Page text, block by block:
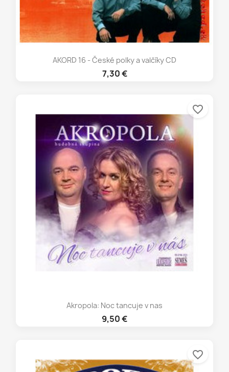
AKORD 16 - České polky a valčíky CD
7,30 €
Akropola: Noc tancuje v nas
9,50 €
favorite_border
favorite_border